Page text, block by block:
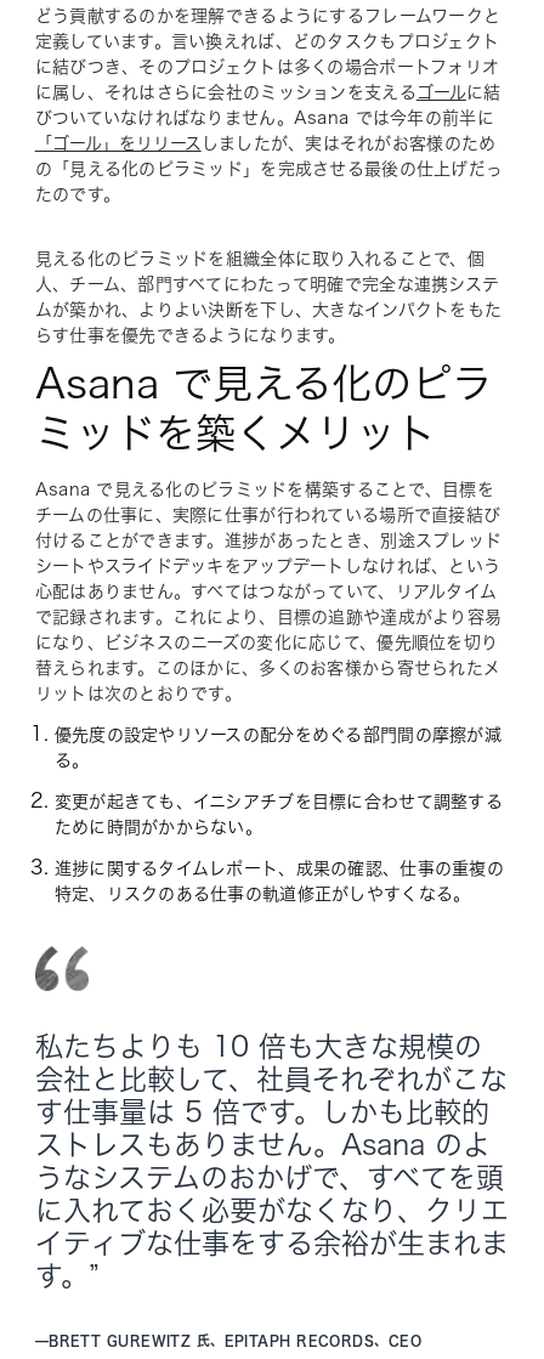
どう貢献するのかを理解できるようにするフレームワークと
定義しています。言い換えれば、どのタスクもプロジェクト
に結びつき、そのプロジェクトは多くの場合ポートフォリオ
に属し、それはさらに会社のミッションを支える ゴール に結
びついていなければなりません。Asana では今年の前半に
「ゴール」をリリース しましたが、実はそれがお客様のため
の「見える化のピラミッド」を完成させる最後の仕上げだっ
たのです。
見える化のピラミッドを組織全体に取り入れることで、個
人、チーム、部門すべてにわたって明確で完全な連携システ
ムが築かれ、よりよい決断を下し、大きなインパクトをもた
らす仕事を優先できるようになります。
Asana で見える化のピラ
ミッドを築くメリット
Asana で見える化のピラミッドを構築することで、目標を
チームの仕事に、実際に仕事が行われている場所で直接結び
付けることができます。進捗があったとき、別途スプレッド
シートやスライドデッキをアップデートしなければ、という
心配はありません。すべてはつながっていて、リアルタイム
で記録されます。これにより、目標の追跡や達成がより容易
になり、ビジネスのニーズの変化に応じて、優先順位を切り
替えられます。このほかに、多くのお客様から寄せられたメ
リットは次のとおりです。
優先度の設定やリソースの配分をめぐる部門間の摩擦が減
る。
変更が起きても、イニシアチブを目標に合わせて調整する
ために時間がかからない。
進捗に関するタイムレポート、成果の確認、仕事の重複の
特定、リスクのある仕事の軌道修正がしやすくなる。
私たちよりも 10 倍も大きな規模の
会社と比較して、社員それぞれがこな
す仕事量は 5 倍です。しかも比較的
ストレスもありません。Asana のよ
うなシステムのおかげで、すべてを頭
に入れておく必要がなくなり、クリエ
イティブな仕事をする余裕が生まれま
す。”
—BRETT GUREWITZ 氏、EPITAPH RECORDS、CEO